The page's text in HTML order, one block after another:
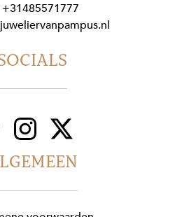
+31485571777